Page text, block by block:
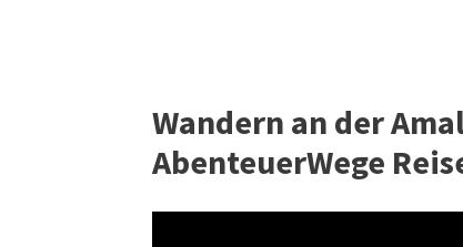
Wandern an der
AbenteuerWege